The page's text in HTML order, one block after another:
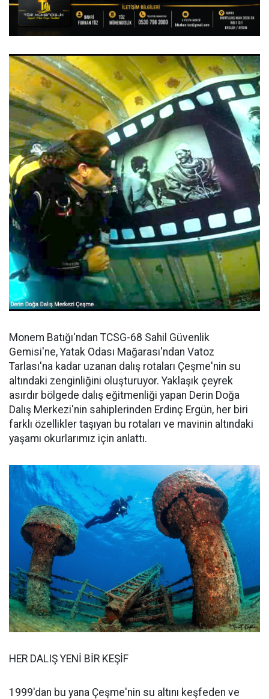
Monem Batığı'ndan TCSG-68 Sahil Güvenlik
Gemisi'ne, Yatak Odası Mağarası'ndan Vatoz
Tarlası'na kadar uzanan dalış rotaları Çeşme'nin su
altındaki zenginliğini oluşturuyor. Yaklaşık çeyrek
asırdır bölgede dalış eğitmenliği yapan Derin Doğa
Dalış Merkezi'nin sahiplerinden Erdinç Ergün, her biri
farklı özellikler taşıyan bu rotaları ve mavinin altındaki
yaşamı okurlarımız için anlattı.
HER DALIŞ YENİ BİR KEŞİF
1999'dan bu yana Çeşme'nin su altını keşfeden ve